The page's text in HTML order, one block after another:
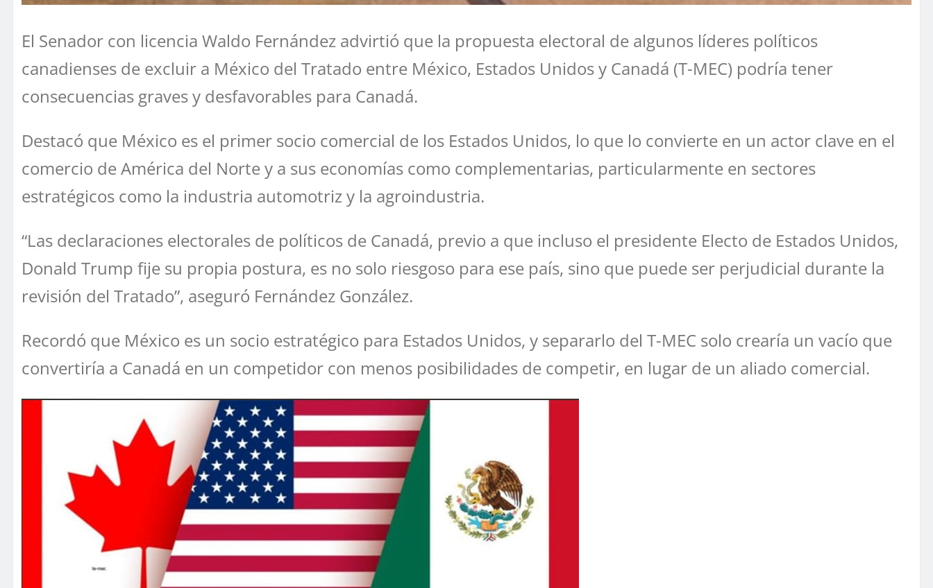
El Senador con licencia Waldo Fernández advirtió que la propuesta electoral de algunos líderes políticos
canadienses de excluir a México del Tratado entre México, Estados Unidos y Canadá (T-MEC) podría tener
consecuencias graves y desfavorables para Canadá.
Destacó que México es el primer socio comercial de los Estados Unidos, lo que lo convierte en un actor clave en el
comercio de América del Norte y a sus economías como complementarias, particularmente en sectores
estratégicos como la industria automotriz y la agroindustria.
“Las declaraciones electorales de políticos de Canadá, previo a que incluso el presidente Electo de Estados Unidos,
Donald Trump fije su propia postura, es no solo riesgoso para ese país, sino que puede ser perjudicial durante la
revisión del Tratado”, aseguró Fernández González.
Recordó que México es un socio estratégico para Estados Unidos, y separarlo del T-MEC solo crearía un vacío que
convertiría a Canadá en un competidor con menos posibilidades de competir, en lugar de un aliado comercial.